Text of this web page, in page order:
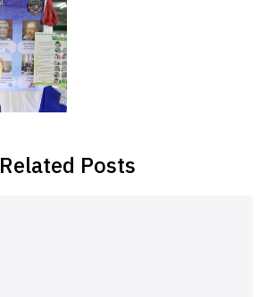
Related Posts